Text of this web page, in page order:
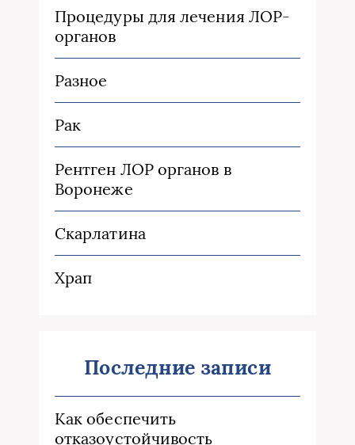
Процедуры для лечения ЛОР-
органов
Разное
Рак
Рентген ЛОР органов в
Воронеже
Скарлатина
Храп
Последние записи
Как обеспечить
отказоустойчивость